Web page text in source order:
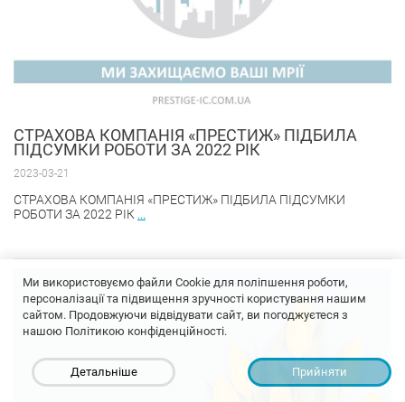
CТРАХОВА КОМПАНІЯ «ПРЕСТИЖ» ПІДБИЛА
ПІДСУМКИ РОБОТИ ЗА 2022 РІК
2023-03-21
CТРАХОВА КОМПАНІЯ «ПРЕСТИЖ» ПІДБИЛА ПІДСУМКИ
РОБОТИ ЗА 2022 РІК ...
Ми використовуємо файли Cookie для поліпшення роботи,
персоналізації та підвищення зручності користування нашим
сайтом. Продовжуючи відвідувати сайт, ви погоджуєтеся з
нашою Політикою конфіденційності.
Детальніше Прийняти